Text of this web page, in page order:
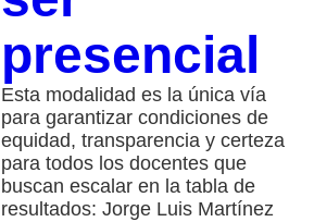
presencial
Esta modalidad es la única vía
para garantizar condiciones de
equidad, transparencia y certeza
para todos los docentes que
buscan escalar en la tabla de
resultados: Jorge Luis Martínez